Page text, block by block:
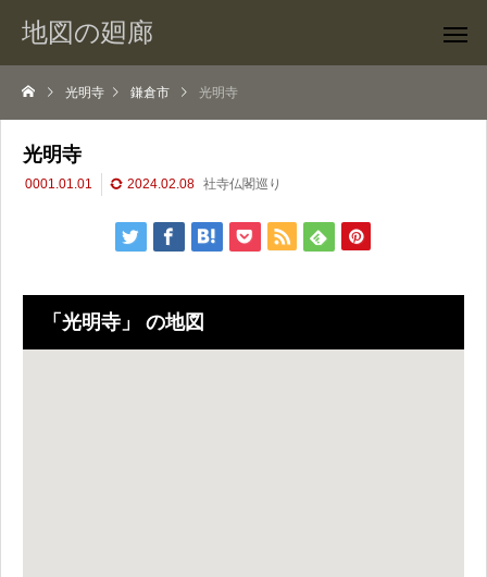
地図の廻廊
光明寺 鎌倉市 光明寺
光明寺
0001.01.01 2024.02.08 社寺仏閣巡り
「光明寺」 の地図